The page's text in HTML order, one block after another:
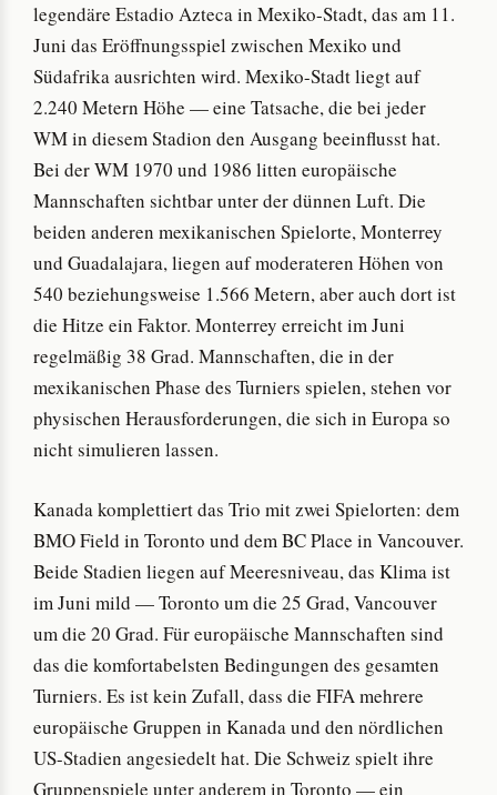
legendäre Estadio Azteca in Mexiko-Stadt, das am 11.
Juni das Eröffnungsspiel zwischen Mexiko und
Südafrika ausrichten wird. Mexiko-Stadt liegt auf
2.240 Metern Höhe — eine Tatsache, die bei jeder
WM in diesem Stadion den Ausgang beeinflusst hat.
Bei der WM 1970 und 1986 litten europäische
Mannschaften sichtbar unter der dünnen Luft. Die
beiden anderen mexikanischen Spielorte, Monterrey
und Guadalajara, liegen auf moderateren Höhen von
540 beziehungsweise 1.566 Metern, aber auch dort ist
die Hitze ein Faktor. Monterrey erreicht im Juni
regelmäßig 38 Grad. Mannschaften, die in der
mexikanischen Phase des Turniers spielen, stehen vor
physischen Herausforderungen, die sich in Europa so
nicht simulieren lassen.
Kanada komplettiert das Trio mit zwei Spielorten: dem
BMO Field in Toronto und dem BC Place in Vancouver.
Beide Stadien liegen auf Meeresniveau, das Klima ist
im Juni mild — Toronto um die 25 Grad, Vancouver
um die 20 Grad. Für europäische Mannschaften sind
das die komfortabelsten Bedingungen des gesamten
Turniers. Es ist kein Zufall, dass die FIFA mehrere
europäische Gruppen in Kanada und den nördlichen
US-Stadien angesiedelt hat. Die Schweiz spielt ihre
Gruppenspiele unter anderem in Toronto — ein